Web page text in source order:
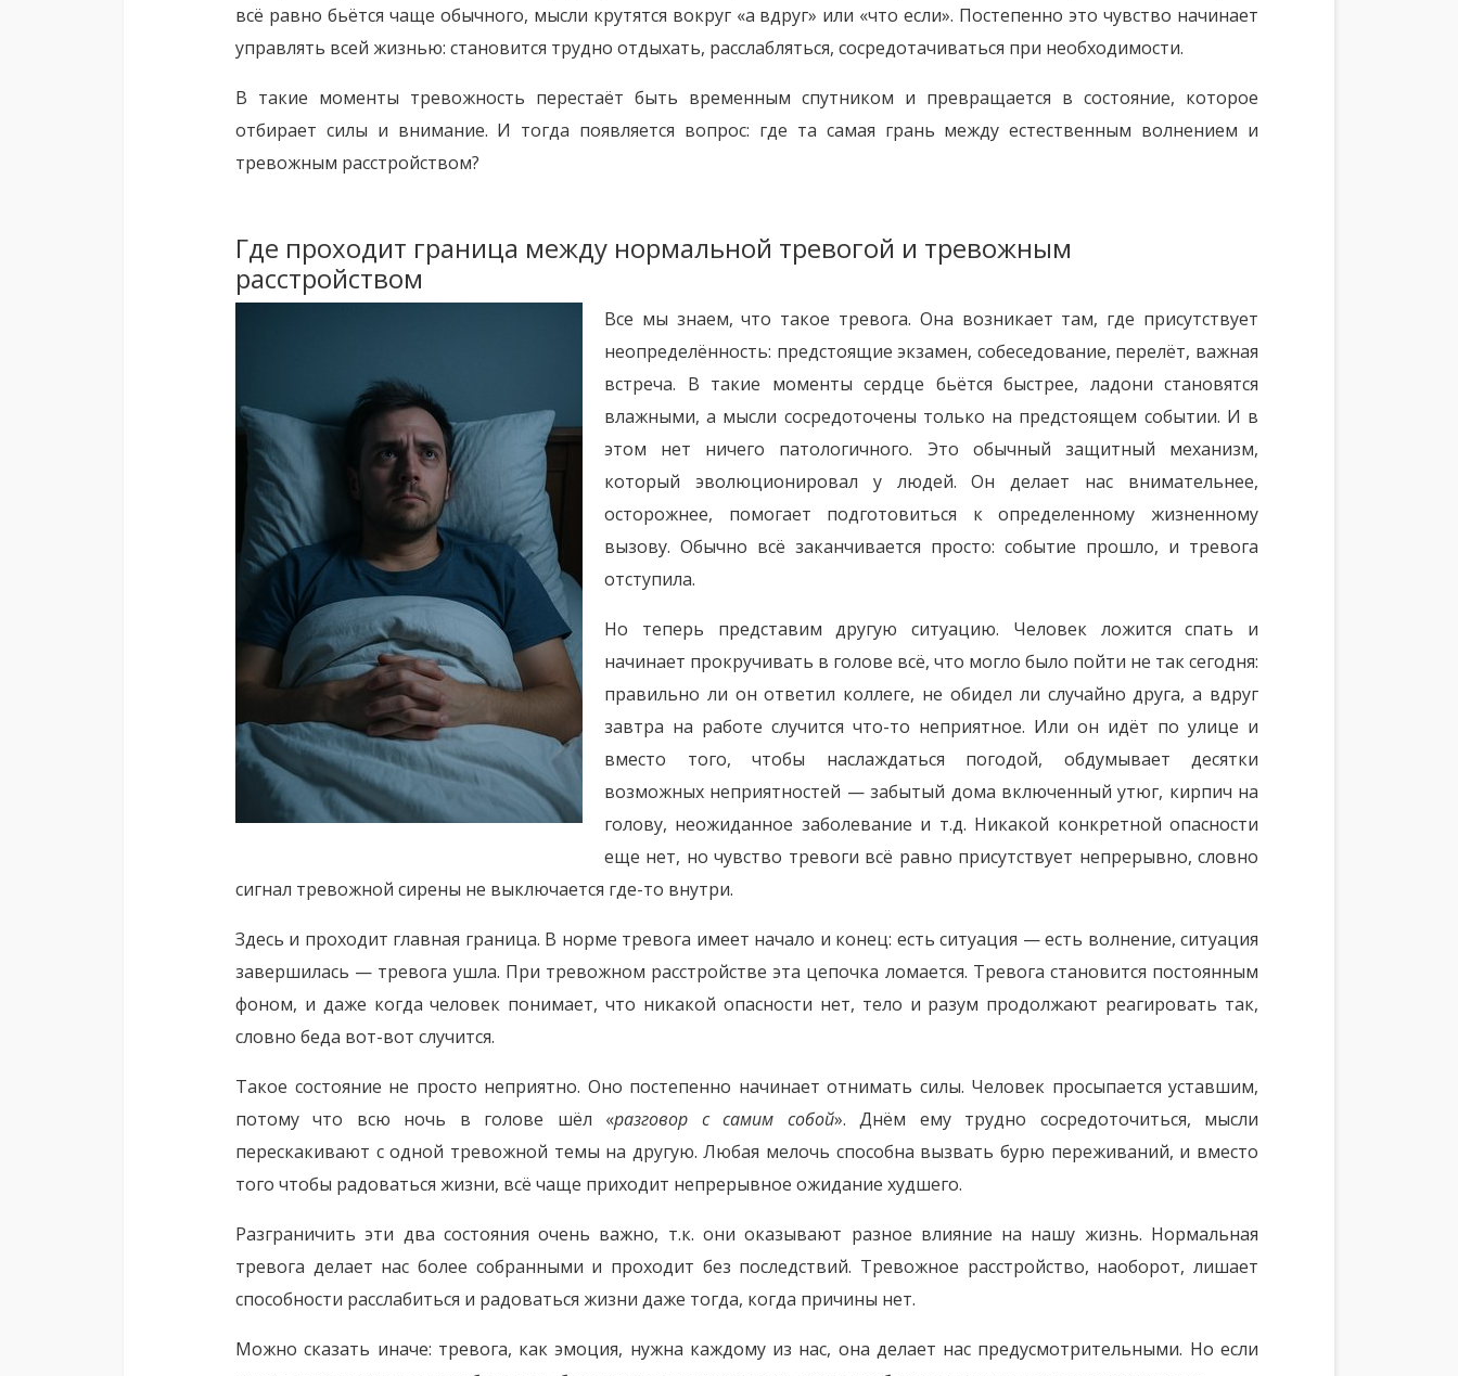
всё равно бьётся чаще обычного, мысли крутятся вокруг «а вдруг» или «что если». Постепенно это чувство начинает
управлять всей жизнью: становится трудно отдыхать, расслабляться, сосредотачиваться при необходимости.
В такие моменты тревожность перестаёт быть временным спутником и превращается в состояние, которое
отбирает силы и внимание. И тогда появляется вопрос: где та самая грань между естественным волнением и
тревожным расстройством?
Где проходит граница между нормальной тревогой и тревожным
расстройством
Все мы знаем, что такое тревога. Она возникает там, где присутствует
неопределённость: предстоящие экзамен, собеседование, перелёт, важная
встреча. В такие моменты сердце бьётся быстрее, ладони становятся
влажными, а мысли сосредоточены только на предстоящем событии. И в
этом нет ничего патологичного. Это обычный защитный механизм,
который эволюционировал у людей. Он делает нас внимательнее,
осторожнее, помогает подготовиться к определенному жизненному
вызову. Обычно всё заканчивается просто: событие прошло, и тревога
отступила.
Но теперь представим другую ситуацию. Человек ложится спать и
начинает прокручивать в голове всё, что могло было пойти не так сегодня:
правильно ли он ответил коллеге, не обидел ли случайно друга, а вдруг
завтра на работе случится что-то неприятное. Или он идёт по улице и
вместо того, чтобы наслаждаться погодой, обдумывает десятки
возможных неприятностей — забытый дома включенный утюг, кирпич на
голову, неожиданное заболевание и т.д. Никакой конкретной опасности
еще нет, но чувство тревоги всё равно присутствует непрерывно, словно
сигнал тревожной сирены не выключается где-то внутри.
Здесь и проходит главная граница. В норме тревога имеет начало и конец: есть ситуация — есть волнение, ситуация
завершилась — тревога ушла. При тревожном расстройстве эта цепочка ломается. Тревога становится постоянным
фоном, и даже когда человек понимает, что никакой опасности нет, тело и разум продолжают реагировать так,
словно беда вот-вот случится.
Такое состояние не просто неприятно. Оно постепенно начинает отнимать силы. Человек просыпается уставшим,
потому что всю ночь в голове шёл «разговор с самим собой». Днём ему трудно сосредоточиться, мысли
перескакивают с одной тревожной темы на другую. Любая мелочь способна вызвать бурю переживаний, и вместо
того чтобы радоваться жизни, всё чаще приходит непрерывное ожидание худшего.
Разграничить эти два состояния очень важно, т.к. они оказывают разное влияние на нашу жизнь. Нормальная
тревога делает нас более собранными и проходит без последствий. Тревожное расстройство, наоборот, лишает
способности расслабиться и радоваться жизни даже тогда, когда причины нет.
Можно сказать иначе: тревога, как эмоция, нужна каждому из нас, она делает нас предусмотрительными. Но если